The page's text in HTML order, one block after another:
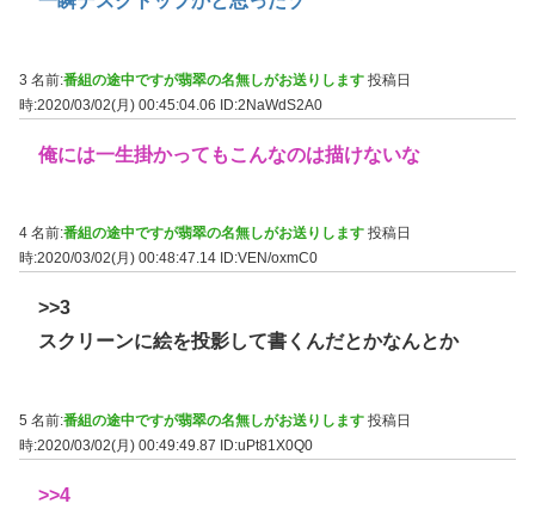
3 名前:番組の途中ですが翡翠の名無しがお送りします 投稿日
時:2020/03/02(月) 00:45:04.06 ID:2NaWdS2A0
俺には一生掛かってもこんなのは描けないな
4 名前:番組の途中ですが翡翠の名無しがお送りします 投稿日
時:2020/03/02(月) 00:48:47.14 ID:VEN/oxmC0
>>3
スクリーンに絵を投影して書くんだとかなんとか
5 名前:番組の途中ですが翡翠の名無しがお送りします 投稿日
時:2020/03/02(月) 00:49:49.87 ID:uPt81X0Q0
>>4